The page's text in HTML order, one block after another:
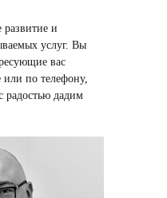
развитие и
услуг. Вы
вас
по телефону,
радостью дадим